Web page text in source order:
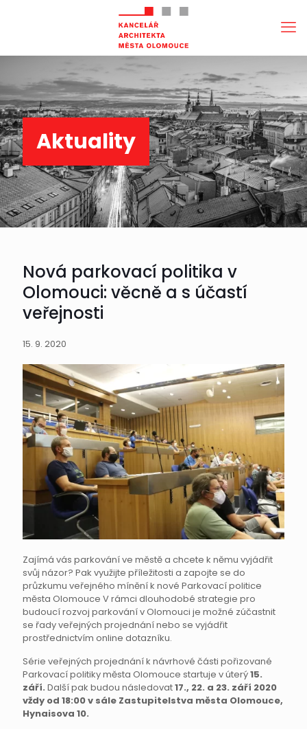
Aktuality
Nová parkovací politika v
Olomouci: věcně a s účastí
veřejnosti
15. 9. 2020
Zajímá vás parkování ve městě a chcete k němu vyjádřit
svůj názor? Pak využijte příležitosti a zapojte se do
průzkumu veřejného mínění k nové Parkovací politice
města Olomouce V rámci dlouhodobé strategie pro
budoucí rozvoj parkování v Olomouci je možné zúčastnit
se řady veřejných projednání nebo se vyjádřit
prostřednictvím online dotazníku.
Série veřejných projednání k návrhové části pořizované
Parkovací politiky města Olomouce startuje v úterý15.
září. Další pak budou následovat17., 22. a 23. září 2020
vždy od 18:00 v sále Zastupitelstva města Olomouce,
Hynaisova 10.